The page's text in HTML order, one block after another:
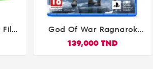

God Of War Ragnarok
PS5
139,000 TND